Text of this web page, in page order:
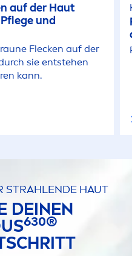
auf der Haut
und
Flecken auf der
sie entstehen
kann.
STRAHLENDE HAUT
DEINEN
630®